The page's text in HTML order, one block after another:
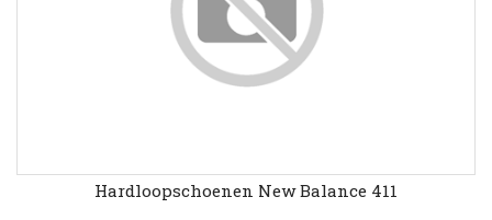
Hardloopschoenen New Balance 411